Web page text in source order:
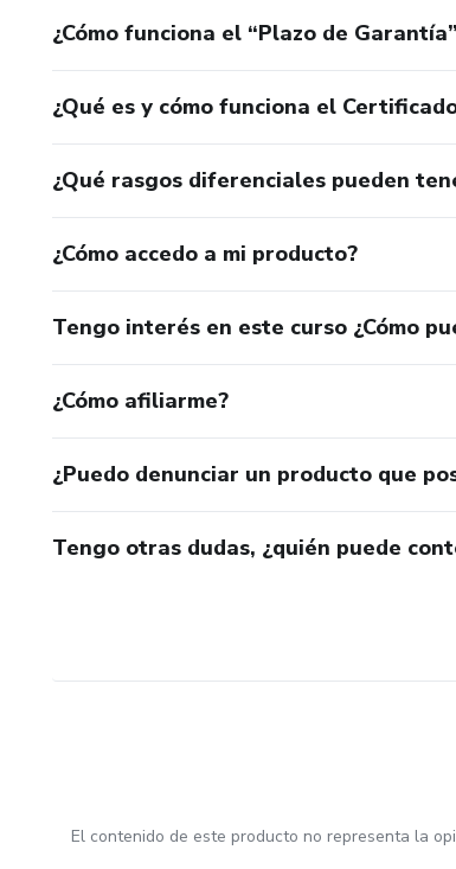
¿Cómo funciona el “Plazo de
¿Qué es y cómo funciona el
¿Qué rasgos diferenciales pueden
¿Cómo accedo a mi producto?
Tengo interés en este curso ¿Cómo
¿Cómo afiliarme?
¿Puedo denunciar un producto que
Tengo otras dudas, ¿quién puede
El contenido de este producto no representa la